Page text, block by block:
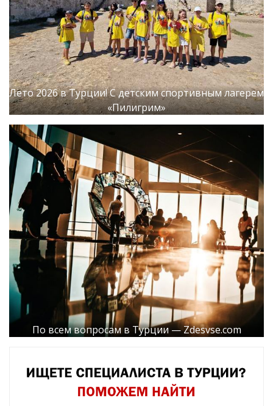
Лето 2026 в Турции! С детским спортивным лагерем
«Пилигрим»
По всем вопросам в Турции — Zdesvse.com